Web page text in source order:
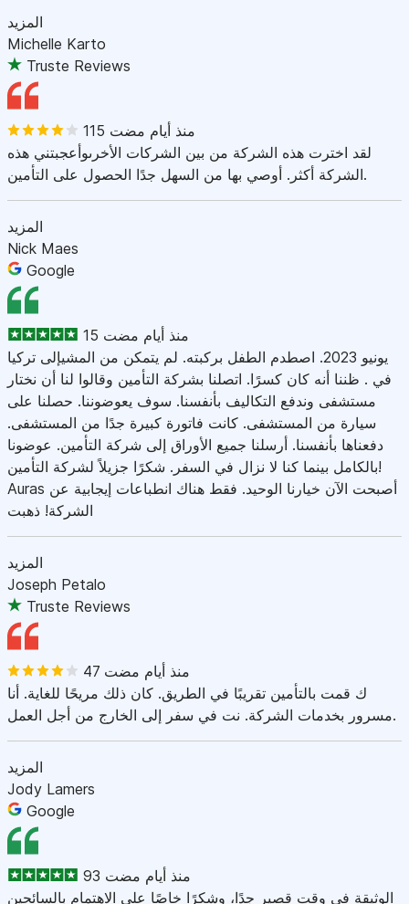
المزيد
Michelle Karto
Truste Reviews
115 منذ أيام مضت
لقد اخترت هذه الشركة من بين الشركات الأخرىوأعجبتني هذه
الشركة أكثر. أوصي بها من السهل جدًا الحصول على التأمين.
المزيد
Nick Maes
Google
15 منذ أيام مضت
يونيو 2023. اصطدم الطفل بركبته. لم يتمكن من المشيإلى تركيا
في . ظننا أنه كان كسرًا. اتصلنا بشركة التأمين وقالوا لنا أن نختار
مستشفى وندفع التكاليف بأنفسنا. سوف يعوضوننا. حصلنا على
سيارة من المستشفى. كانت فاتورة كبيرة جدًا من المستشفى.
دفعناها بأنفسنا. أرسلنا جميع الأوراق إلى شركة التأمين. عوضونا
بالكامل بينما كنا لا نزال في السفر. شكرًا جزيلاً لشركة التأمين!
Auras أصبحت الآن خيارنا الوحيد. فقط هناك انطباعات إيجابية عن
الشركة! ذهبت
المزيد
Joseph Petalo
Truste Reviews
47 منذ أيام مضت
ك قمت بالتأمين تقريبًا في الطريق. كان ذلك مريحًا للغاية. أنا
مسرور بخدمات الشركة. نت في سفر إلى الخارج من أجل العمل.
المزيد
Jody Lamers
Google
93 منذ أيام مضت
الوثيقة في وقت قصير جدًا، وشكرًا خاصًا على الاهتمام بالسائحين